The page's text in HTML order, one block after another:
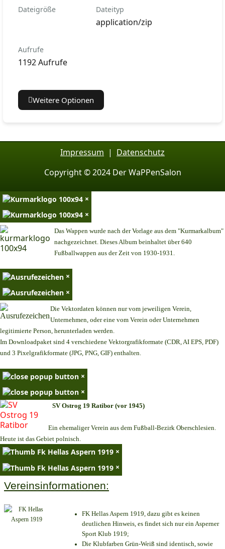
Dateigröße Dateityp
application/zip
Aufrufe
1192 Aufrufe
Weitere Optionen
Impressum | Datenschutz
Copyright © 2024 Der WaPPenSalon
×
×
Das Wappen wurde nach der Vorlage aus dem "Kurmarkalbum"
nachgezeichnet. Dieses Album beinhaltet über 640
Fußballwappen aus der Zeit von 1930-1931.
×
×
Die Vektordaten können nur vom jeweiligen Verein,
Unternehmen, oder eine vom Verein oder Unternehmen
legitimierte Person, herunterladen werden.
Im Downloadpaket sind 4 verschiedene Vektorgrafikformate (CDR, AI EPS, PDF)
und 3 Pixelgrafikformate (JPG, PNG, GIF) enthalten.
×
×
SV Ostrog 19 Ratibor (vor 1945)
Ein ehemaliger Verein aus dem Fußball-Bezirk Oberschlesien.
Heute ist das Gebiet polnisch.
×
×
Vereinsinformationen:
FK Hellas Aspern 1919, dazu gibt es keinen
deutlichen Hinweis, es findet sich nur ein Asperner
Sport Klub 1919;
Die Klubfarben Grün-Weiß sind identisch, sowie